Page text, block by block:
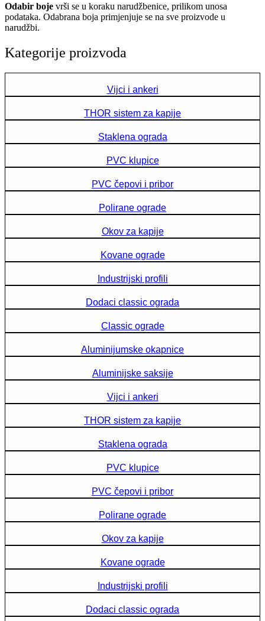
Odabir boje vrši se u koraku narudžbenice, prilikom unosa
podataka. Odabrana boja primjenjuje se na sve proizvode u
narudžbi.
Kategorije proizvoda
Vijci i ankeri
THOR sistem za kapije
Staklena ograda
PVC klupice
PVC čepovi i pribor
Polirane ograde
Okov za kapije
Kovane ograde
Industrijski profili
Dodaci classic ograda
Classic ograde
Aluminijumske okapnice
Aluminijske saksije
Vijci i ankeri
THOR sistem za kapije
Staklena ograda
PVC klupice
PVC čepovi i pribor
Polirane ograde
Okov za kapije
Kovane ograde
Industrijski profili
Dodaci classic ograda